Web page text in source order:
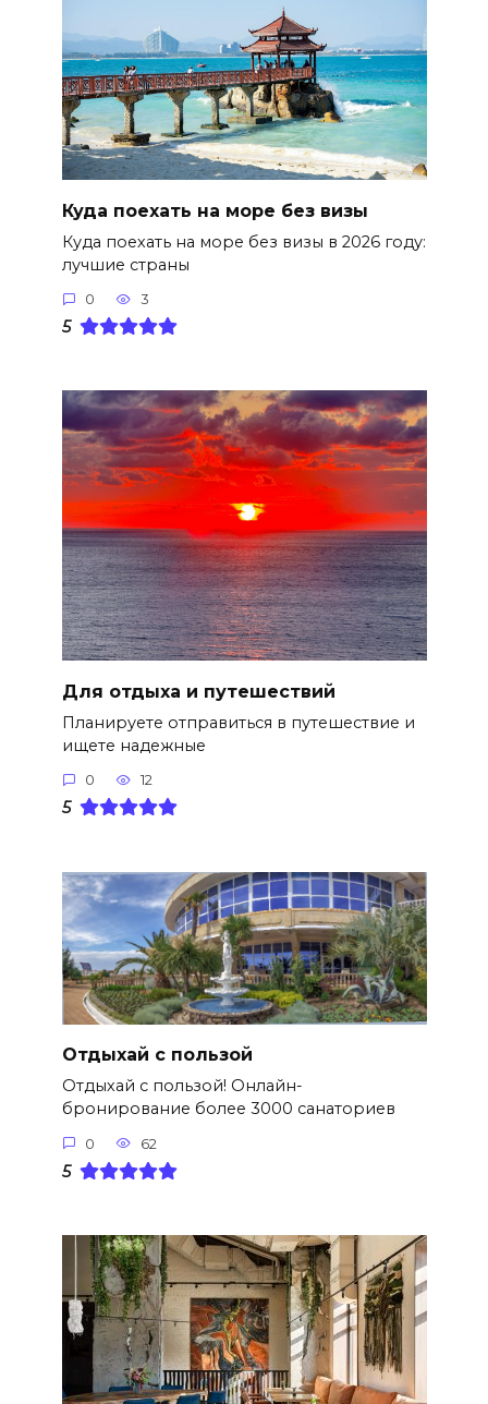
Куда поехать на море без визы
Куда поехать на море без визы в 2026 году:
лучшие страны
0 3
5
Для отдыха и путешествий
Планируете отправиться в путешествие и
ищете надежные
0 12
5
Отдыхай с пользой
Отдыхай с пользой! Онлайн-
бронирование более 3000 санаториев
0 62
5